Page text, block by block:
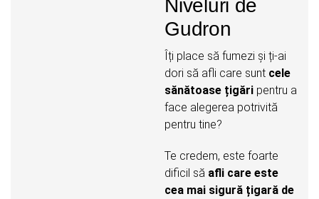
Niveluri de
Gudron
Îți place să fumezi și ți-ai
dori să afli care sunt cele
sănătoase țigări pentru a
face alegerea potrivită
pentru tine?
Te credem, este foarte
dificil să afli care este
cea mai sigură țigară de